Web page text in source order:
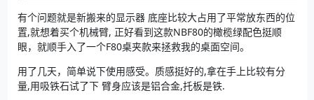
有个问题就是新搬来的显示器 底座比较大占用了平常放东西的位
置,就想着买个机械臂, 正好看到这款NBF80的橄榄绿配色挺顺
眼，就顺手入了一个F80桌夹款来拯救我的桌面空间。
用了几天，简单说下使用感受。质感挺好的,拿在手上比较有分
量,用吸铁石试了下 臂身应该是铝合金,托板是铁.